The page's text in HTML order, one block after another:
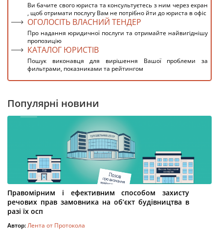
Ви бачите свого юриста та консультуєтесь з ним через екран
, щоб отримати послугу Вам не потрібно йти до юриста в офіс
ОГОЛОСІТЬ ВЛАСНИЙ ТЕНДЕР
Про надання юридичної послуги та отримайте найвигіднішу
пропозицію
КАТАЛОГ ЮРИСТІВ
Пошук виконавця для вирішення Вашої проблеми за
фильтрами, показниками та рейтингом
Популярні новини
Правомірним і ефективним способом захисту
речових прав замовника на об’єкт будівництва в
разі їх осп
Автор:Лента от Протокола